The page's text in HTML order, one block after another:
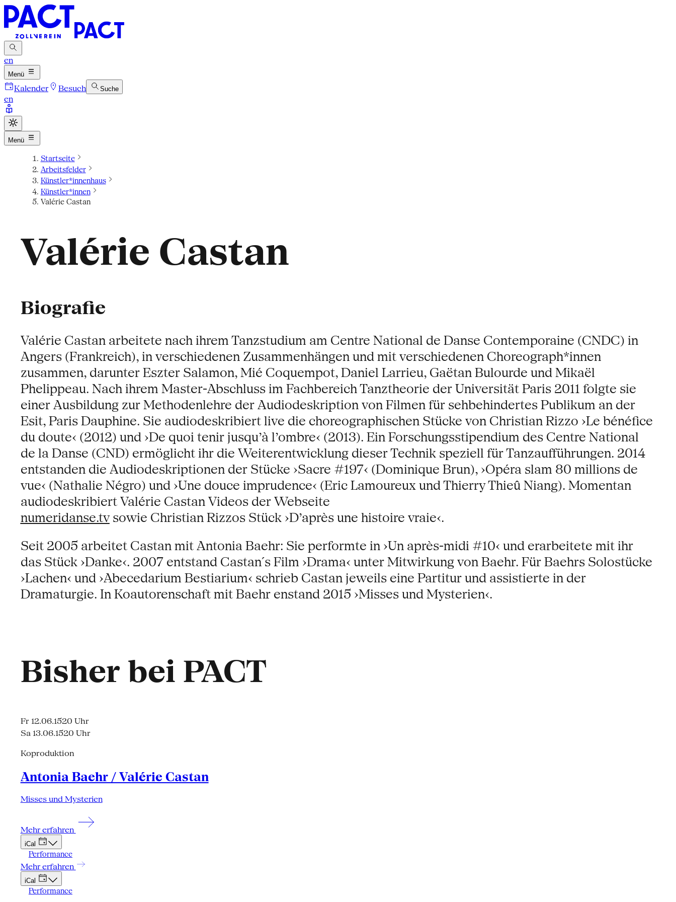
en
Menü
Kalender Besuch Suche
en
Menü
Startseite
Arbeitsfelder
Künstler*innenhaus
Künstler*innen
Valérie Castan
Valérie Castan
Biografie
Valérie Castan arbeitete nach ihrem Tanzstudium am Centre National de Danse Contemporaine (CNDC) in
Angers (Frankreich), in verschiedenen Zusammenhängen und mit verschiedenen Choreograph*innen
zusammen, darunter Eszter Salamon, Mié Coquempot, Daniel Larrieu, Gaëtan Bulourde und Mikaël
Phelippeau. Nach ihrem Master-Abschluss im Fachbereich Tanztheorie der Universität Paris 2011 folgte sie
einer Ausbildung zur Methodenlehre der Audiodeskription von Filmen für sehbehindertes Publikum an der
Esit, Paris Dauphine. Sie audiodeskribiert live die choreographischen Stücke von Christian Rizzo ›Le bénéfice
du doute‹ (2012) und ›De quoi tenir jusqu’à l’ombre‹ (2013). Ein Forschungsstipendium des Centre National
de la Danse (CND) ermöglicht ihr die Weiterentwicklung dieser Technik speziell für Tanzaufführungen. 2014
entstanden die Audiodeskriptionen der Stücke ›Sacre #197‹ (Dominique Brun), ›Opéra slam 80 millions de
vue‹ (Nathalie Négro) und ›Une douce imprudence‹ (Eric Lamoureux und Thierry Thieû Niang). Momentan
audiodeskribiert Valérie Castan Videos der Webseite
numeridanse.tvsowie Christian Rizzos Stück ›D’après une histoire vraie‹.
Seit 2005 arbeitet Castan mit Antonia Baehr: Sie performte in ›Un après-midi #10‹ und erarbeitete mit ihr
das Stück ›Danke‹. 2007 entstand Castan´s Film ›Drama‹ unter Mitwirkung von Baehr. Für Baehrs Solostücke
›Lachen‹ und ›Abecedarium Bestiarium‹ schrieb Castan jeweils eine Partitur und assistierte in der
Dramaturgie. In Koautorenschaft mit Baehr enstand 2015 ›Misses und Mysterien‹.
Bisher bei PACT
Fr 12.06.1520 Uhr
Sa 13.06.1520 Uhr
Koproduktion
Antonia Baehr / Valérie Castan
Misses und Mysterien
Mehr erfahren
iCal
Performance
Mehr erfahren
iCal
Performance